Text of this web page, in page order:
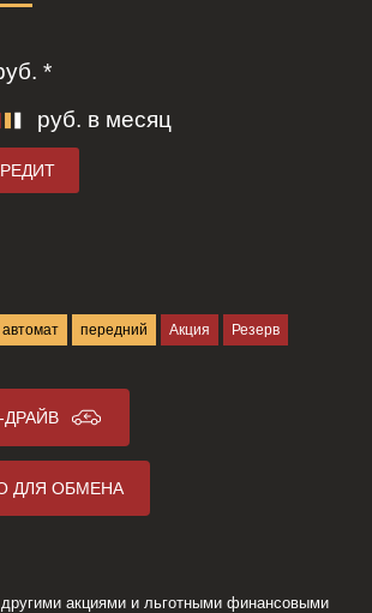
*
руб. в месяц
автомат передний Акция Резерв
ДЛЯ ОБМЕНА
акциями и льготными финансовыми